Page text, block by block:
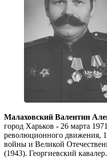
Малаховский Валентин
город Харьков - 26 марта
революционного движения,
войны и Великой
(1943). Георгиевский кавалер.